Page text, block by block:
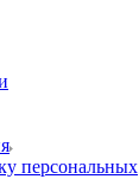
персональных